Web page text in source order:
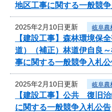
地区工事に関する一般競
2025年2月10日更新 岐阜農
【建設工事】森林環境保
道）（補正）林道伊自良
事に関する一般競争入札
2025年2月10日更新 岐阜農
【建設工事】公共 復旧
に関する一般競争入札公告